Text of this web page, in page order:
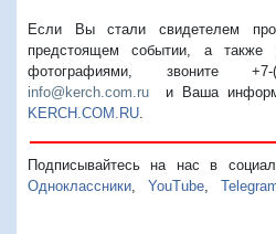
Если Вы стали свидетелем
предстоящем событии, а также
фотографиями, звоните +7-
info@kerch.com.ru и Ваша
KERCH.COM.RU
Подписывайтесь на нас в
Одноклассники
YouTube